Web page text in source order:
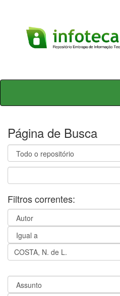
Skip
Página de Busca
Filtros correntes: